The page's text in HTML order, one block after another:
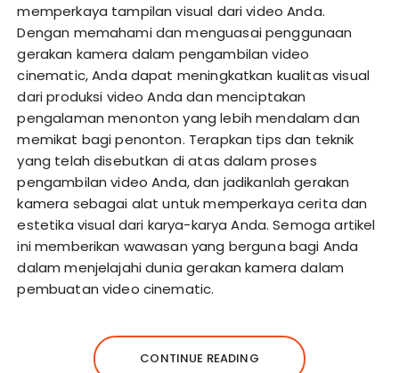
memperkaya tampilan visual dari video Anda.
Dengan memahami dan menguasai penggunaan
gerakan kamera dalam pengambilan video
cinematic, Anda dapat meningkatkan kualitas visual
dari produksi video Anda dan menciptakan
pengalaman menonton yang lebih mendalam dan
memikat bagi penonton. Terapkan tips dan teknik
yang telah disebutkan di atas dalam proses
pengambilan video Anda, dan jadikanlah gerakan
kamera sebagai alat untuk memperkaya cerita dan
estetika visual dari karya-karya Anda. Semoga artikel
ini memberikan wawasan yang berguna bagi Anda
dalam menjelajahi dunia gerakan kamera dalam
pembuatan video cinematic.
CONTINUE READING